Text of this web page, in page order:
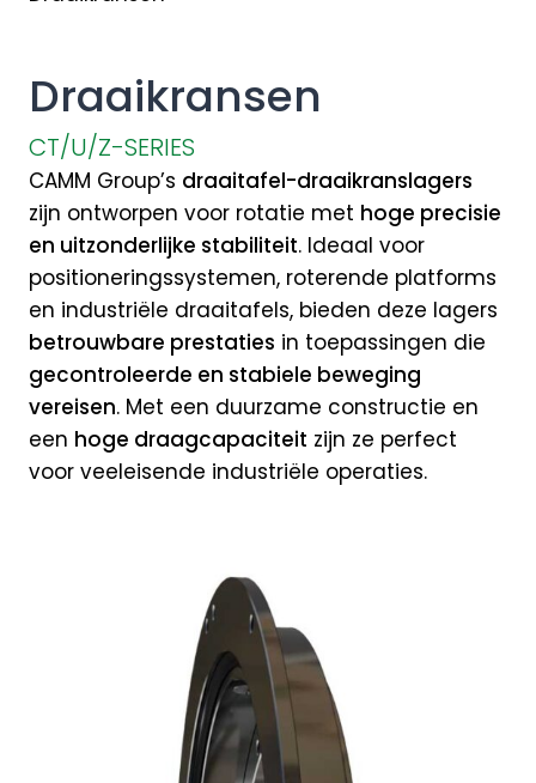
Draaikransen
CT/U/Z-SERIES
CAMM Group’s draaitafel-draaikrans­lagers
zijn ontworpen voor rotatie met hoge precisie
en uitzonderlijke stabiliteit. Ideaal voor
positionerings­­systemen, roterende platforms
en industriële draai­tafels, bieden deze lagers
betrouwbare prestaties in toepassingen die
gecontroleerde en stabiele beweging
vereisen. Met een duurzame constructie en
een hoge draag­capaciteit zijn ze perfect
voor veeleisende industriële operaties.